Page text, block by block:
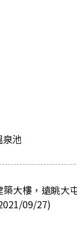
泉池
大樓，遠眺大
09/27)